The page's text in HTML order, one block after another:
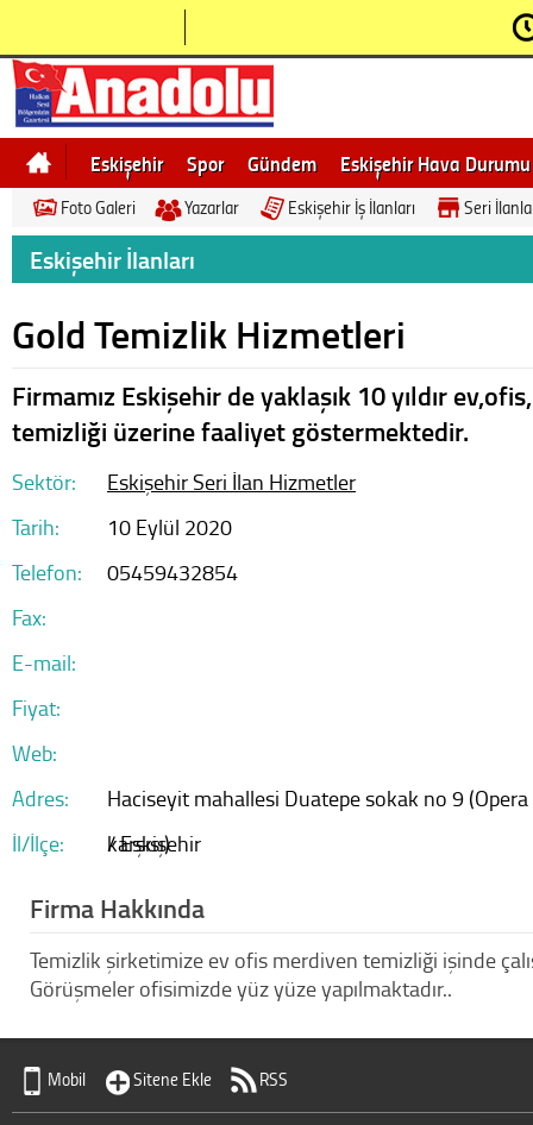
Eskişehir Spor Gündem
Eskişehir Hava Durumu
Bilecik
Ne demek Eskişehir Gezi Rehberi
Foto Galeri Yazarlar Eskişehir İş İlanları Seri
Eskişehir İlanları
Gold Temizlik Hizmetleri
Firmamız Eskişehir de yaklaşık 10 yıldır
temizliği üzerine faaliyet göstermektedir.
Sektör: Eskişehir Seri İlan Hizmetler
Tarih:
10 Eylül 2020
Telefon:
05459432854
Fax:
E-mail:
Fiyat:
Web:
Adres:
Haciseyit mahallesi Duatepe sokak no 9
karşısı)
İl/İlçe: / Eskişehir
Firma Hakkında
Temizlik şirketimize ev ofis merdiven temizliği işinde
Görüşmeler ofisimizde yüz yüze yapılmaktadır..
Mobil Sitene Ekle RSS